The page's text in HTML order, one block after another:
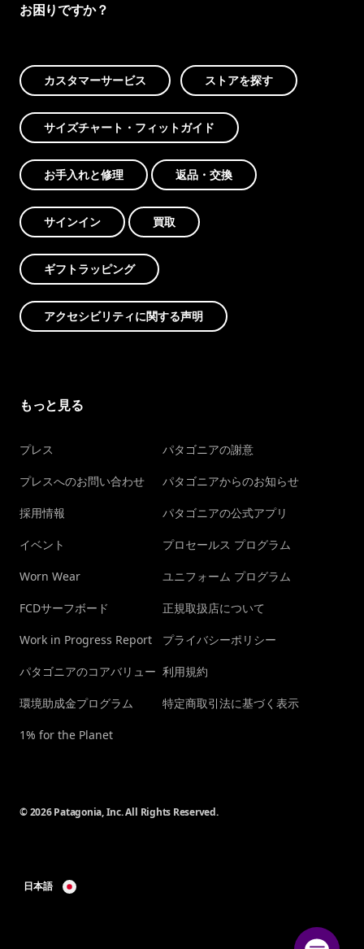
お困りですか？
カスタマーサービス ストアを探す
サイズチャート・フィットガイド
お手入れと修理 返品・交換
サインイン 買取
ギフトラッピング
アクセシビリティに関する声明
もっと見る
プレス
プレスへのお問い合わせ
採用情報
イベント
Worn Wear
FCDサーフボード
Work in Progress Report
パタゴニアのコアバリュー
環境助成金プログラム
1% for the Planet
パタゴニアの謝意
パタゴニアからのお知らせ
パタゴニアの公式アプリ
プロセールス プログラム
ユニフォーム プログラム
正規取扱店について
プライバシーポリシー
利用規約
特定商取引法に基づく表示
© 2026 Patagonia, Inc. All Rights Reserved.
日本語